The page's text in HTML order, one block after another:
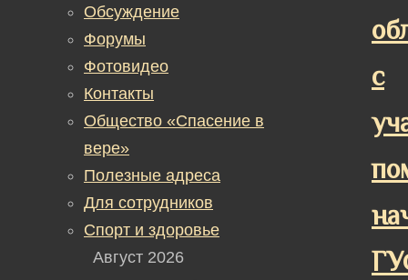
с
Обсуждение
Форумы
Фотовидео
Контакты
Общество «Спасение в
вере»
Полезные адреса
Для сотрудников
Спорт и здоровье
Август 2026